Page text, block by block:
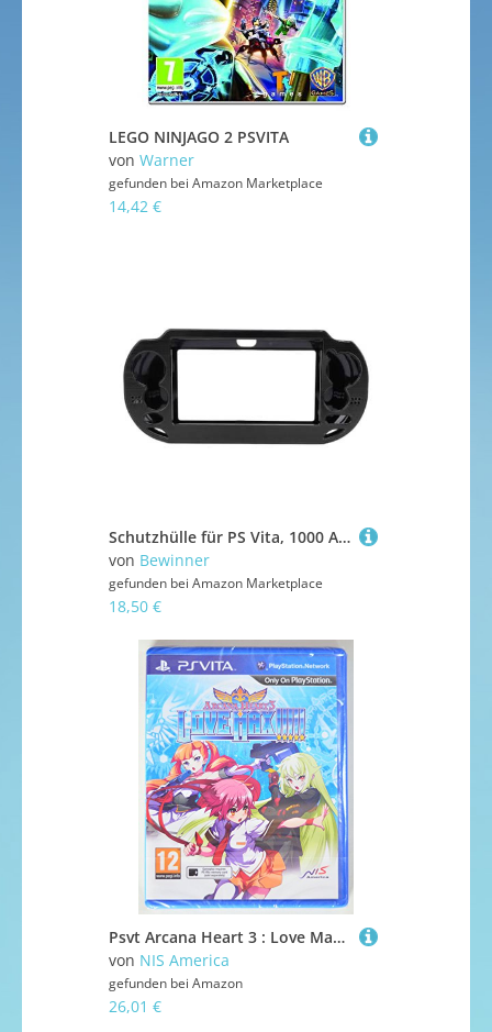
LEGO NINJAGO 2 PSVITA
von Warner
gefunden bei Amazon Marketplace
14,42 €
Schutzhülle für PS Vita, 1000 Aluminiumlegierung, Kratzfest, Fallende Fingerabdrücke, Spielkonsolen-Hartschale (Black)
von Bewinner
gefunden bei Amazon Marketplace
18,50 €
Psvt Arcana Heart 3 : Love Max (Eu)
von NIS America
gefunden bei Amazon
26,01 €